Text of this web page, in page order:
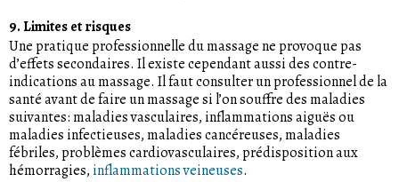
9. Limites et risques
Une pratique professionnelle du massage ne provoque pas
d’effets secondaires. Il existe cependant aussi des contre-
indications au massage. Il faut consulter un professionnel de la
santé avant de faire un massage si l’on souffre des maladies
suivantes: maladies vasculaires, inflammations aiguës ou
maladies infectieuses, maladies cancéreuses, maladies
fébriles, problèmes cardiovasculaires, prédisposition aux
hémorragies, inflammations veineuses.